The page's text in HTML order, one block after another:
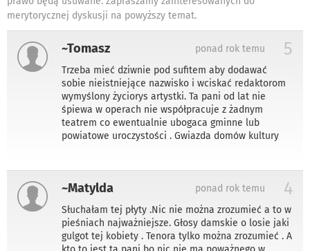
merytorycznej dyskusji na powyższy temat.
~Tomasz 5
ponad rok temu
Trzeba mieć dziwnie pod sufitem aby dodawać
sobie nieistniejące nazwisko i wciskać redaktorom
wymyślony życiorys artystki. Ta pani od lat nie
śpiewa w operach nie współpracuje z żadnym
teatrem co ewentualnie ubogaca gminne lub
powiatowe uroczystości . Gwiazda domów kultury
~Matylda 4
ponad rok temu
Słuchałam tej płyty .Nic nie można zrozumieć a to w
pieśniach najważniejsze. Głosy damskie o losie jaki
gulgot tej kobiety . Tenora tylko można zrozumieć . A